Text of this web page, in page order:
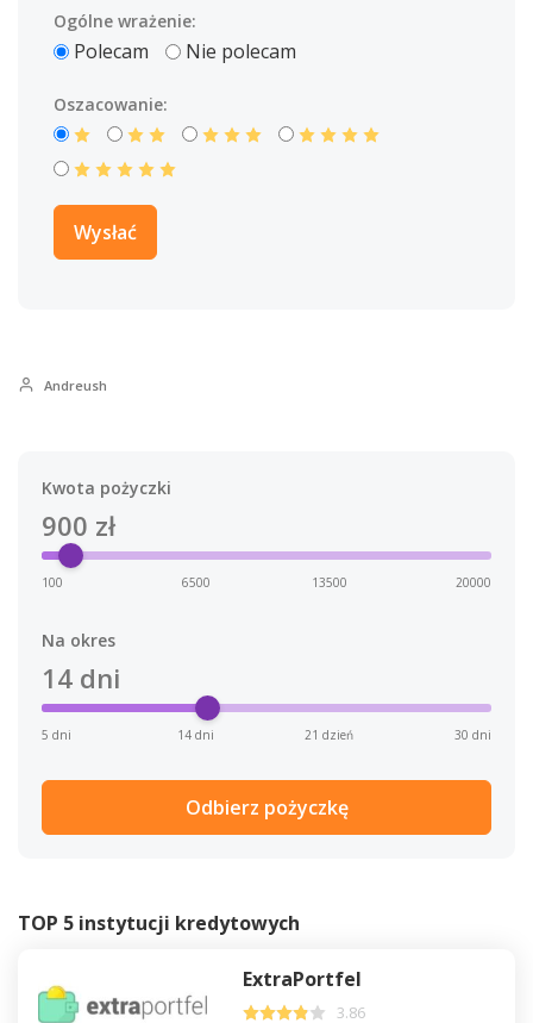
Ogólne wrażenie:
Polecam Nie polecam
Oszacowanie:
Andreush
Kwota pożyczki
900 zł
100 6500 13500 20000
Na okres
14 dni
5 dni 14 dni 21 dzień 30 dni
Odbierz pożyczkę
TOP 5 instytucji kredytowych
ExtraPortfel
3.86